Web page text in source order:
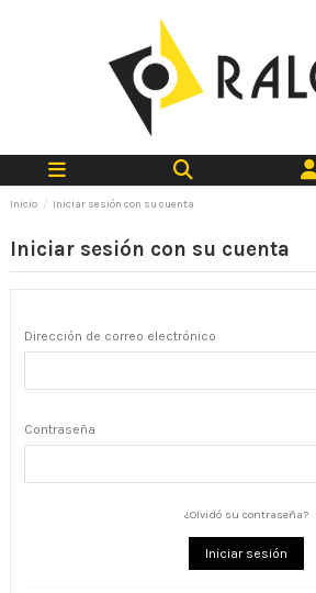
Inicio Iniciar sesión con su cuenta
Iniciar sesión con su cuenta
Dirección de correo electrónico
Contraseña
¿Olvidó su contraseña?
Iniciar sesión